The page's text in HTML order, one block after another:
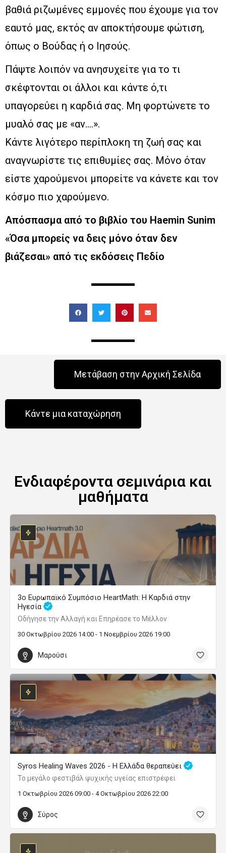
βαθιά ριζωμένες εμμονές που έχουμε για τον
εαυτό μας, εκτός αν αποκτήσουμε φώτιση,
όπως ο Βούδας ή ο Ιησούς.
Πάψτε λοιπόν να ανησυχείτε για το τι
σκέφτονται οι άλλοι και κάντε ό,τι
υπαγορεύει η καρδιά σας. Μη φορτώνετε το
μυαλό σας με «αν….».
Κάντε λιγότερο περίπλοκη τη ζωή σας και
αναγνωρίστε τις επιθυμίες σας. Μόνο όταν
είστε χαρούμενοι μπορείτε να κάνετε και τον
κόσμο πιο χαρούμενο.
Απόσπασμα από το βιβλίο του Haemin Sunim
«Όσα μπορείς να δεις μόνο όταν δεν
βιάζεσαι» από τις εκδόσεις Πεδίο
Μετάβαση στην Αρχική Σελίδα
Κάντε μια καταχώρηση
Ενδιαφέροντα σεμινάρια και
μαθήματα
3ο Ευρωπαϊκό Συμπόσιο HeartMath: Η Καρδιά στην
Ηγεσία
Οδήγησε την Αλλαγή και Επηρέασε το Μέλλον
30 Οκτωβρίου 2026 14:00 - 1 Νοεμβρίου 2026 19:00
Μαρούσι
Syros Healing Waves 2026 - Η Ελλάδα θεραπεύει
Το μεγάλο φεστιβάλ ψυχικής υγείας επιστρέφει
1 Οκτωβρίου 2026 09:00 - 4 Οκτωβρίου 2026 22:00
Σύρος